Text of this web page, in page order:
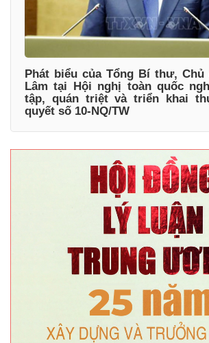
Phát biểu của Tổng Bí thư,
Lâm tại Hội nghị toàn quốc
tập, quán triệt và triển khai
quyết số 10-NQ/TW